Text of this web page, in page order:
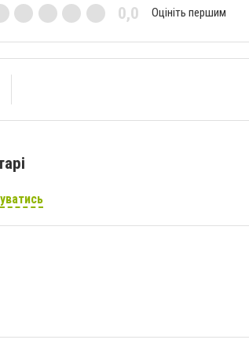
0,0 Оцініть першим